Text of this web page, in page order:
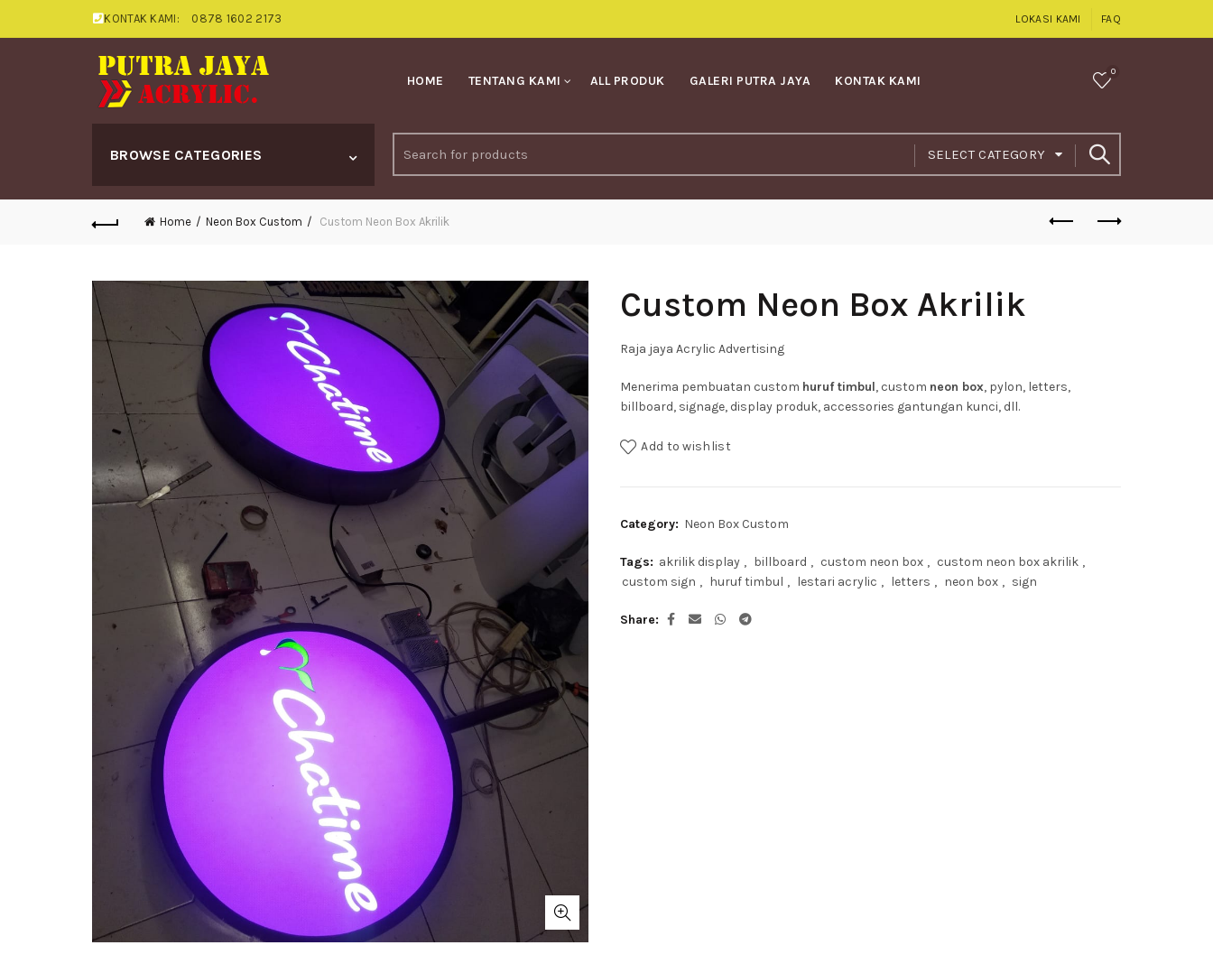
KONTAK KAMI: 0878 1602 2173 LOKASI KAMI FAQ
HOME TENTANG KAMI ALL PRODUK GALERI PUTRA JAYA KONTAK KAMI
0
BROWSE CATEGORIES
for:
SELECT CATEGORY
Home Neon Box Custom Custom Neon Box Akrilik
Custom Neon Box Akrilik
Raja jaya Acrylic Advertising
Menerima pembuatan custom huruf timbul, custom neon box, pylon, letters,
billboard, signage, display produk, accessories gantungan kunci, dll.
Add to wishlist
Category: Neon Box Custom
Tags: akrilik display , billboard , custom neon box , custom neon box akrilik ,
custom sign , huruf timbul , lestari acrylic , letters , neon box , sign
Share